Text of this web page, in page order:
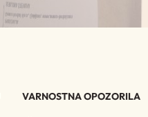
VARNOSTNA OPOZORILA